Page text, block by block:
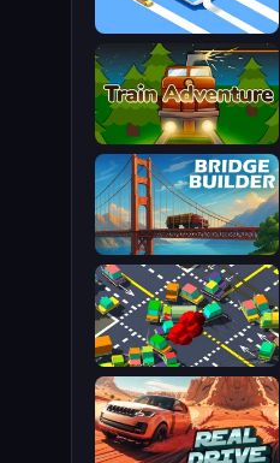
Drive Taxi
Train Adventure
Bridge Builder
Slightly Annoying Traffic